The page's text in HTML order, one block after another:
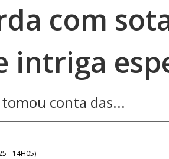
com
intriga
conta das...
- 14H05)